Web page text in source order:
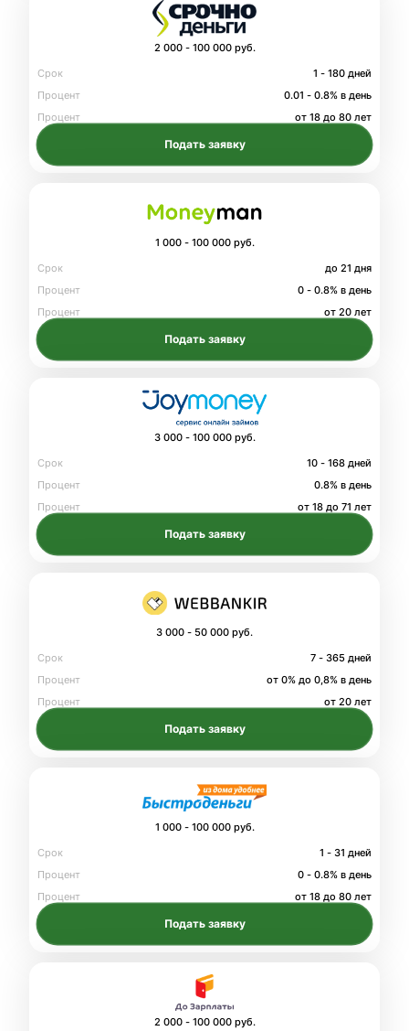
2 000 - 100 000 руб.
Срок
1 - 180 дней
Процент
0.01 - 0.8% в день
Процент
от 18 до 80 лет
Подать заявку
1 000 - 100 000 руб.
Срок
до 21 дня
Процент
0 - 0.8% в день
Процент
от 20 лет
Подать заявку
3 000 - 100 000 руб.
Срок
10 - 168 дней
Процент
0.8% в день
Процент
от 18 до 71 лет
Подать заявку
3 000 - 50 000 руб.
Срок
7 - 365 дней
Процент
от 0% до 0,8% в день
Процент
от 20 лет
Подать заявку
1 000 - 100 000 руб.
Срок
1 - 31 дней
Процент
0 - 0.8% в день
Процент
от 18 до 80 лет
Подать заявку
2 000 - 100 000 руб.